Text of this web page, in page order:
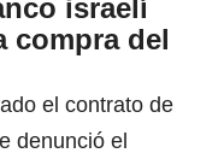
israelí
compra del
el contrato de
denunció el